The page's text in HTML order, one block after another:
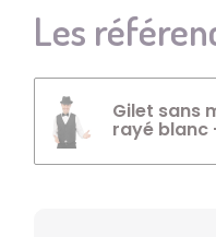
Les
Gilet sans
rayé blanc